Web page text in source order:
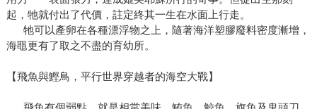
起，牠就付出了代價，註定終其一生在水面上行走。
牠可以產卵在各種漂浮物之上，隨著海洋塑膠廢料密度漸增，
海黽更有了取之不盡的育幼所。
【飛魚與鰹鳥，平行世界穿越者的海空大戰】